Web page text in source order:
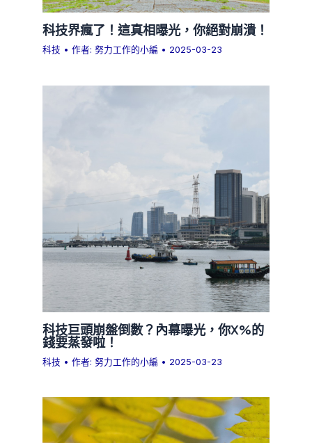
科技界瘋了！這真相曝光，你絕對崩潰！
科技 • 作者:努力工作的小編 • 2025-03-23
科技巨頭崩盤倒數？內幕曝光，你X%的
錢要蒸發啦！
科技 • 作者:努力工作的小編 • 2025-03-23